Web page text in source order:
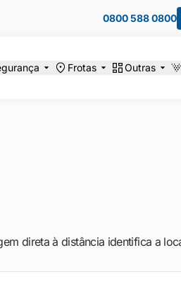
0800 588 0800
Frotas Outras
direta à distância identifica a